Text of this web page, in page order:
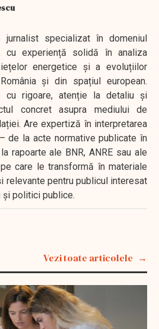
jurnalist specializat în domeniul
cu experiență solidă în analiza
energetice și a evoluțiilor
și din spațiul european.
cu rigoare, atenție la detaliu și
concret asupra mediului de
Are expertiză în interpretarea
de la acte normative publicate în
rapoarte ale BNR, ANRE sau ale
care le transformă în materiale
relevante pentru publicul interesat
și politici publice.
Vezi toate articolele